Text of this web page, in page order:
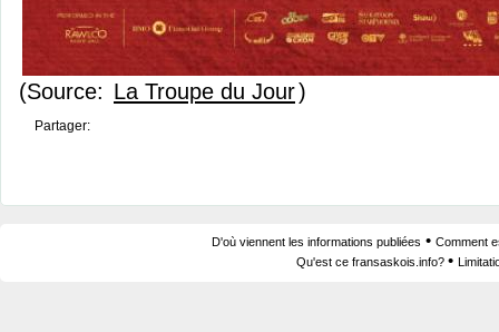
(Source: La Troupe du Jour)
Partager:
D'où viennent les informations publiées • Comment
Qu'est ce fransaskois.info? •